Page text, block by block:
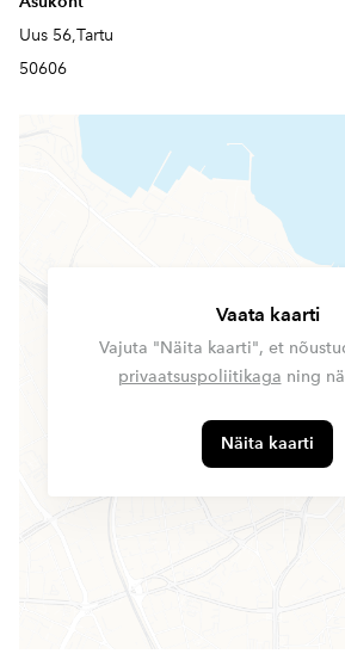
Uus 56,Tartu
50606
Vaata kaarti
Vajuta "Näita kaarti", et
privaatsuspoliitikaga ning
Näita kaarti